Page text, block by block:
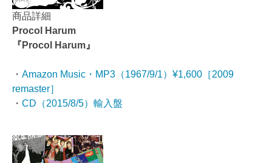
商品詳細
Procol Harum
『Procol Harum』
・ Amazon Music・MP3（1967/9/1）¥1,600［2009
remaster］
・ CD（2015/8/5）輸入盤